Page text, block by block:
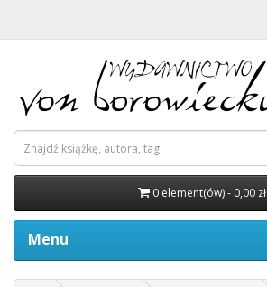
0 element(ów) - 0,00 zł
Menu